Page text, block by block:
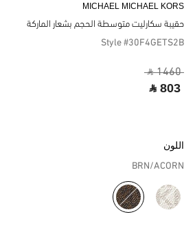
MICHAEL MICHAEL KORS
حقيبة سكارليت متوسطة الحجم بشعار الماركة
Style #30F4GETS2B
‎ ⃁ 1460 ‎
‎ ⃁ 803 ‎
اللون
BRN/ACORN
مختار